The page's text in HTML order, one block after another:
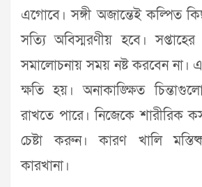
এগোবে। সঙ্গী অজান্তেই কল্পিত
সত্যি অবিস্মরণীয় হবে।
সমালোচনায় সময় নষ্ট করবেন না।
ক্ষতি হয়। অনাকাঙ্ক্ষিত
রাখতে পারে। নিজেকে শারীরিক
চেষ্টা করুন। কারণ খালি
কারখানা।